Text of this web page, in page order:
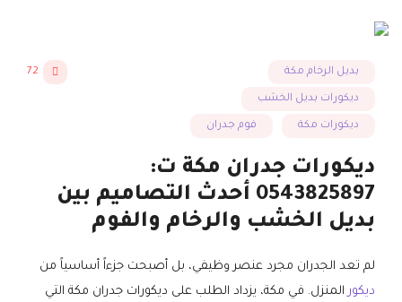
بديل الرخام مكة
ديكورات بديل الخشب
ديكورات مكة فوم جدران
72
ديكورات جدران مكة ت:
0543825897 أحدث التصاميم بين
بديل الخشب والرخام والفوم
لم تعد الجدران مجرد عنصر وظيفي، بل أصبحت جزءاً أساسياً من
ديكورالمنزل. في مكة، يزداد الطلب على ديكورات جدران مكة التي